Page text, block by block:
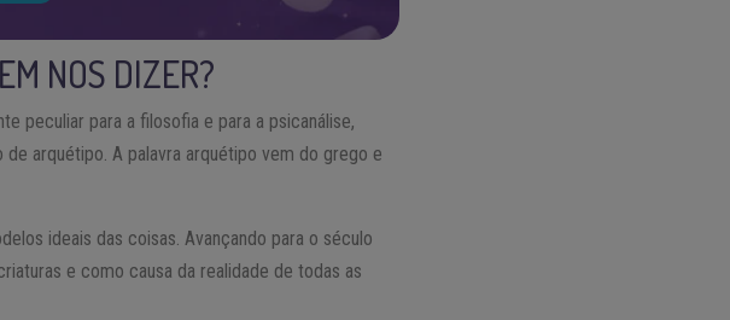
NOS DIZER?
peculiar para a filosofia e para a psicanálise,
arquétipo. A palavra arquétipo vem do grego e
ideais das coisas. Avançando para o século
e como causa da realidade de todas as